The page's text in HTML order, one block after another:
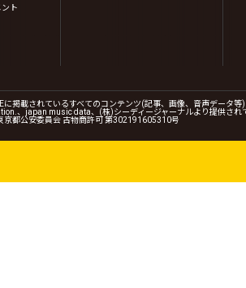
ト
に掲載されているすべてのコンテンツ(記事、画像、音声データ
、japan music data、(株)シーディージャーナルより提供され
京都公安委員会 古物商許可 第302191605310号